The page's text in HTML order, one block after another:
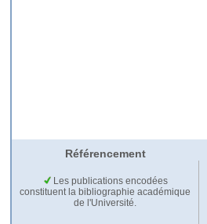
Référencement
Les publications encodées
constituent la bibliographie académique
de l'Université.